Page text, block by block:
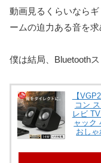
動画見るくらいなら
ームの迫力ある音を
僕は結局、Bluetooth
【
コン
レビ
ャック
おし